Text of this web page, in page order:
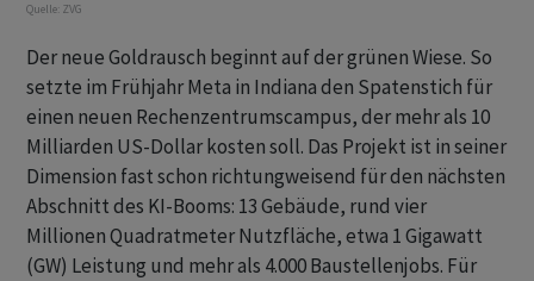
Quelle: ZVG
Der neue Goldrausch beginnt auf der grünen Wiese. So
setzte im Frühjahr Meta in Indiana den Spatenstich für
einen neuen Rechenzentrumscampus, der mehr als 10
Milliarden US-Dollar kosten soll. Das Projekt ist in seiner
Dimension fast schon richtungweisend für den nächsten
Abschnitt des KI-Booms: 13 Gebäude, rund vier
Millionen Quadratmeter Nutzfläche, etwa 1 Gigawatt
(GW) Leistung und mehr als 4.000 Baustellenjobs. Für